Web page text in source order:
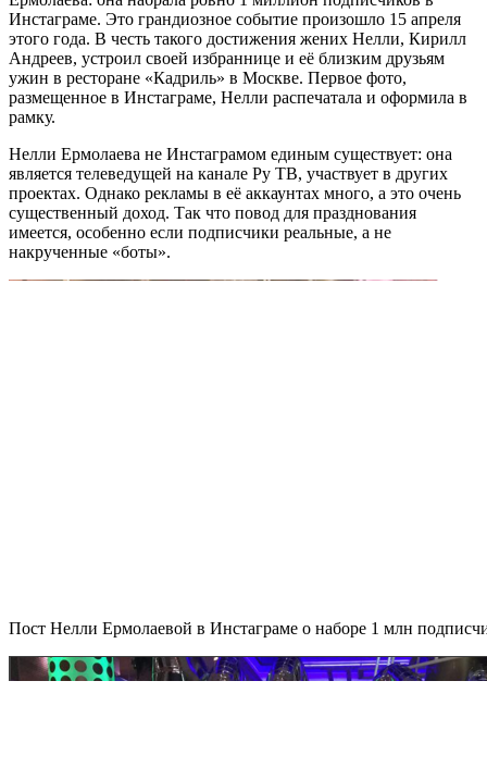
Инстаграме. Это грандиозное событие произошло 15 апреля
этого года. В честь такого достижения жених Нелли, Кирилл
Андреев, устроил своей избраннице и её близким друзьям
ужин в ресторане «Кадриль» в Москве. Первое фото,
размещенное в Инстаграме, Нелли распечатала и оформила в
рамку.
Нелли Ермолаева не Инстаграмом единым существует: она
является телеведущей на канале Ру ТВ, участвует в других
проектах. Однако рекламы в её аккаунтах много, а это очень
существенный доход. Так что повод для празднования
имеется, особенно если подписчики реальные, а не
накрученные «боты».
Пост Нелли Ермолаевой в Инстаграме о наборе 1 млн